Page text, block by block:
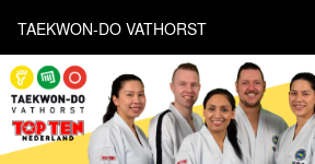
TAEKWON-DO VATHORST
HOME
NIEUWS
AGENDA